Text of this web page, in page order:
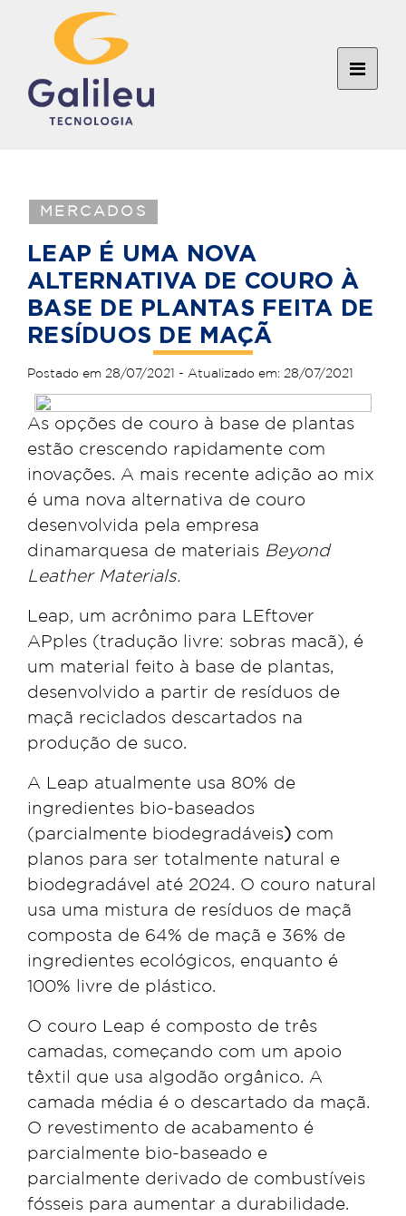
MERCADOS
LEAP É UMA NOVA
ALTERNATIVA DE COURO À
BASE DE PLANTAS FEITA DE
RESÍDUOS DE MAÇÃ
Postado em 28/07/2021 - Atualizado em: 28/07/2021
As opções de couro à base de plantas
estão crescendo rapidamente com
inovações. A mais recente adição ao mix
é uma nova alternativa de couro
desenvolvida pela empresa
dinamarquesa de materiais Beyond
Leather Materials.
Leap, um acrônimo para LEftover
APples (tradução livre: sobras macã), é
um material feito à base de plantas,
desenvolvido a partir de resíduos de
maçã reciclados descartados na
produção de suco.
A Leap atualmente usa 80% de
ingredientes bio-baseados
(parcialmente biodegradáveis) com
planos para ser totalmente natural e
biodegradável até 2024. O couro natural
usa uma mistura de resíduos de maçã
composta de 64% de maçã e 36% de
ingredientes ecológicos, enquanto é
100% livre de plástico.
O couro Leap é composto de três
camadas, começando com um apoio
têxtil que usa algodão orgânico. A
camada média é o descartado da maçã.
O revestimento de acabamento é
parcialmente bio-baseado e
parcialmente derivado de combustíveis
fósseis para aumentar a durabilidade.